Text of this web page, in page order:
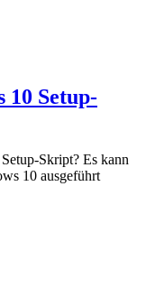
10 Setup-
Skript? Es kann
10 ausgeführt